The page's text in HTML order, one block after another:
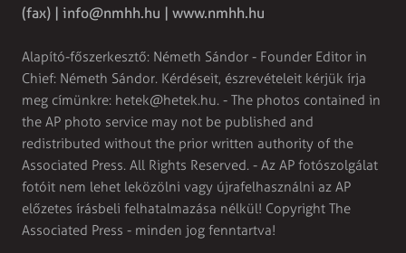
(fax) | info@nmhh.hu | www.nmhh.hu
Alapító-főszerkesztő: Németh Sándor - Founder Editor in
Chief: Németh Sándor. Kérdéseit, észrevételeit kérjük írja
meg címünkre: hetek@hetek.hu. - The photos contained in
the AP photo service may not be published and
redistributed without the prior written authority of the
Associated Press. All Rights Reserved. - Az AP fotószolgálat
fotóit nem lehet leközölni vagy újrafelhasználni az AP
előzetes írásbeli felhatalmazása nélkül! Copyright The
Associated Press - minden jog fenntartva!